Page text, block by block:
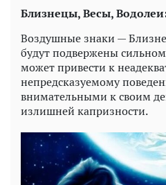
Близнецы, Весы,
Воздушные знаки —
будут подвержены
может привести к
непредсказуемому
внимательными к своим
излишней капризности.